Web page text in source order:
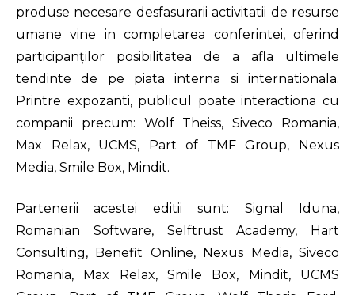
produse necesare desfasurarii activitatii de resurse
umane vine in completarea conferintei, oferind
participanților posibilitatea de a afla ultimele
tendinte de pe piata interna si internationala.
Printre expozanti, publicul poate interactiona cu
companii precum: Wolf Theiss, Siveco Romania,
Max Relax, UCMS, Part of TMF Group, Nexus
Media, Smile Box, Mindit.
Partenerii acestei editii sunt: Signal Iduna,
Romanian Software, Selftrust Academy, Hart
Consulting, Benefit Online, Nexus Media, Siveco
Romania, Max Relax, Smile Box, Mindit, UCMS